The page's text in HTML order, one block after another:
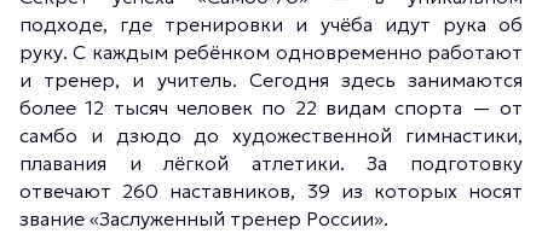
подходе, где тренировки и учёба идут рука об
руку. С каждым ребёнком одновременно работают
и тренер, и учитель. Сегодня здесь занимаются
более 12 тысяч человек по 22 видам спорта — от
самбо и дзюдо до художественной гимнастики,
плавания и лёгкой атлетики. За подготовку
отвечают 260 наставников, 39 из которых носят
звание «Заслуженный тренер России».